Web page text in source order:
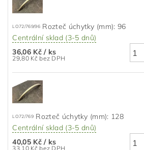
LO72/769/96 Rozteč úchytky (mm): 96
Centrální sklad (3-5 dnů)
36,06 Kč/ ks
29,80 Kč bez DPH
LO72/769 Rozteč úchytky (mm): 128
Centrální sklad (3-5 dnů)
40,05 Kč/ ks
33,10 Kč bez DPH